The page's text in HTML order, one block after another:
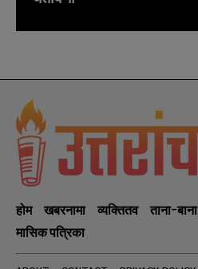
होम खबरनामा व्यक्तितव ताना-बाना
मासिक पत्रिका